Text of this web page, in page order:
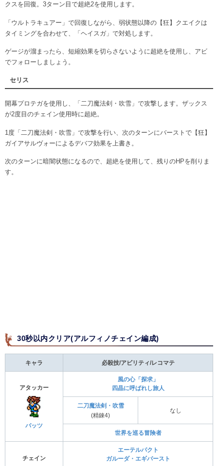
クスを回復。3ターン目で超絶2を使用します。
「ウルトラキュアー」で回復しながら、弱状態以降の【狂】クエイクは
タイミングを合わせて、「ヘイスガ」で対処します。
ゲージが溜まったら、短縮効果を切らさないように超絶を使用し、アビ
でフォローしましょう。
セリス
開幕プロテガを使用し、「二刀魔法剣・吹雪」で攻撃します。ザックス
が2度目のチェイン使用時に超絶。
1度「二刀魔法剣・吹雪」で攻撃を行い、次のターンにバーストで【狂】
ガイアサルヴォーによるデバフ効果を上書き。
次のターンに暗闇状態になるので、超絶を使用して、残りのHPを削りま
す。
30秒以内クリア(アルフィノチェイン編成)
キャラ 必殺技/アビリティ/レコマテ
アタッカー
バッツ
風の心「探求」
四晶に呼ばれし旅人
二刀魔法剣・吹雪
(精錬4)
なし
世界を巡る冒険者
チェイン
エーテルパクト
ガルーダ・エギバースト